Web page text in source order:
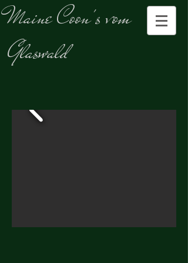
MaineCoon's vom
Glaswald